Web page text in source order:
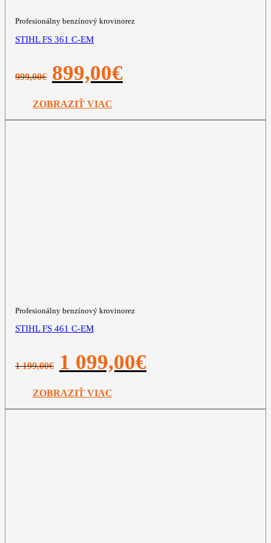
Profesionálny benzínový krovinorez
STIHL FS 361 C-EM
999,00€
Pôvodná
cena
999,00€.
899,00€
ZOBRAZIŤ VIAC
Profesionálny benzínový krovinorez
STIHL FS 461 C-EM
1 199,00€
Pôvodná
cena
1
199,00€.
1 099,00€
ZOBRAZIŤ VIAC